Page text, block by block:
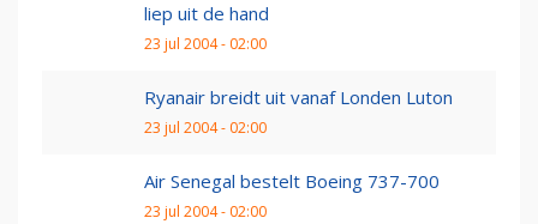
liep uit de hand
23 jul 2004 - 02:00
Ryanair breidt uit vanaf Londen Luton
23 jul 2004 - 02:00
Air Senegal bestelt Boeing 737-700
23 jul 2004 - 02:00